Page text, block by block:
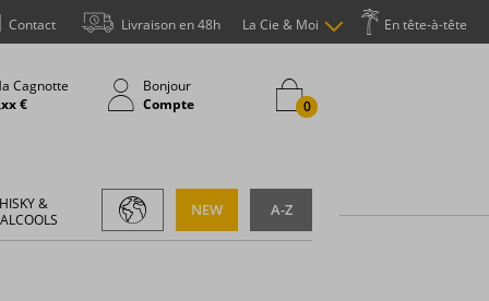
En tête-à-tête
La Cie & Moi
Livraison en 48h
Contact
Cagnotte
€
Bonjour
Compte
0
&
A-Z
NEW